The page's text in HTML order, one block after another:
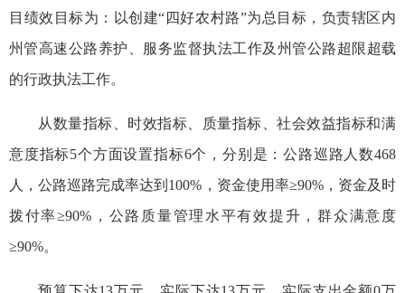
目绩效目标为：以创建“四好农村路”为总目标，负责辖区内
州管高速公路养护、服务监督执法工作及州管公路超限超载
的行政执法工作。
从数量指标、时效指标、质量指标、社会效益指标和满
意度指标5个方面设置指标6个，分别是：公路巡路人数468
人，公路巡路完成率达到100%，资金使用率≥90%，资金及时
拨付率≥90%，公路质量管理水平有效提升，群众满意度
≥90%。